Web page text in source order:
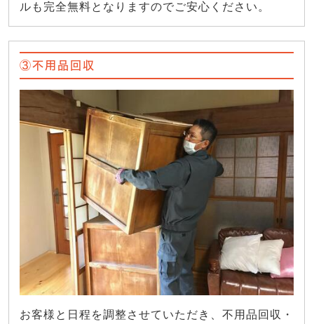
ルも完全無料となりますのでご安心ください。
③不用品回収
お客様と日程を調整させていただき、不用品回収・